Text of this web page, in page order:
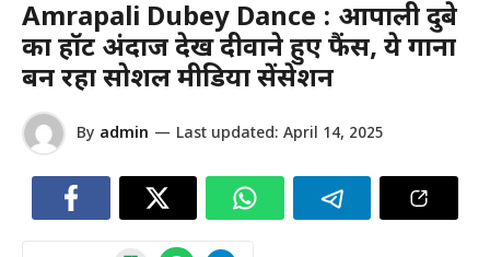
Amrapali Dubey Dance : आम्रपाली दुबे
का हॉट अंदाज देख दीवाने हुए फैंस, ये गाना
बन रहा सोशल मीडिया सेंसेशन
By admin — Last updated: April 14, 2025